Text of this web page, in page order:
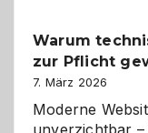
den
Warum
zur Pflicht
7. März 2026
Moderne